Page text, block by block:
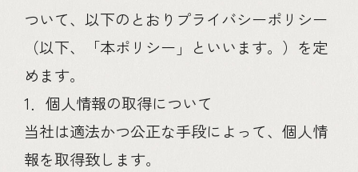
ついて、以下のとおりプライバシーポリシー
（以下、「本ポリシー」といいます。）を定
めます。
1．個人情報の取得について
当社は適法かつ公正な手段によって、個人情
報を取得致します。